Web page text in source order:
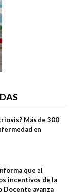
Más de 300
en
que el
incentivos de la
Docente avanza